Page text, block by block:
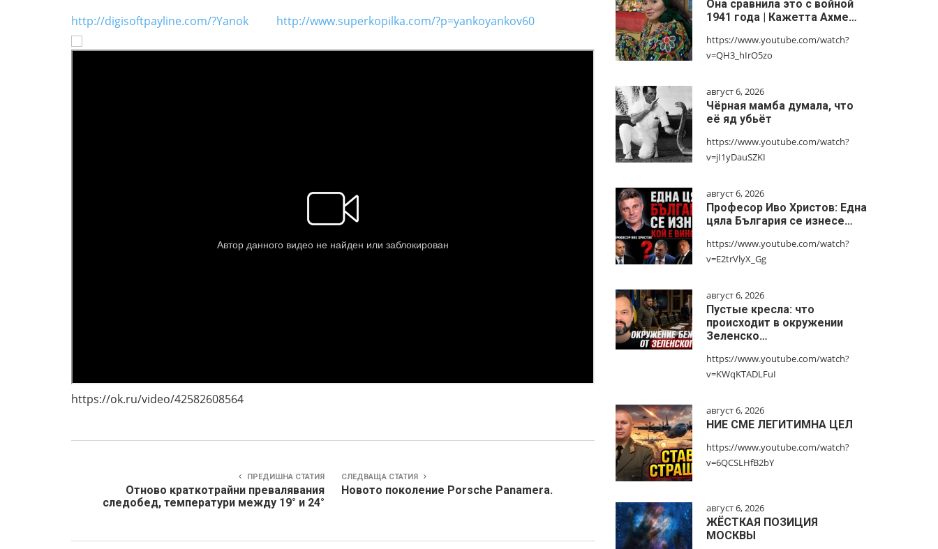
http://digisoftpayline.com/?Yanok http://www.superkopilka.com/?p=yankoyankov60
https://ok.ru/video/42582608564
ПРЕДИШНА СТАТИЯ
Отново краткотрайни превалявания
следобед, температури между 19° и 24°
СЛЕДВАЩА СТАТИЯ
Новото поколение Porsche Panamera.
Она сравнила это с войной
1941 года | Кажетта Ахме…
https://www.youtube.com/watch?
v=QH3_hIrO5zo
август 6, 2026
Чёрная мамба думала, что
её яд убьёт
https://www.youtube.com/watch?
v=jI1yDauSZKI
август 6, 2026
Професор Иво Христов: Една
цяла България се изнесе…
https://www.youtube.com/watch?
v=E2trVlyX_Gg
август 6, 2026
Пустые кресла: что
происходит в окружении
Зеленско…
https://www.youtube.com/watch?
v=KWqKTADLFuI
август 6, 2026
НИЕ СМЕ ЛЕГИТИМНА ЦЕЛ
https://www.youtube.com/watch?
v=6QCSLHfB2bY
август 6, 2026
ЖЁСТКАЯ ПОЗИЦИЯ
МОСКВЫ